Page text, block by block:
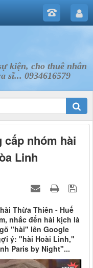
kiện, cho thuê nhân
sĩ... 0934616579
cấp nhóm hài
Linh
Thừa Thiên - Huế
nhắc đến hài kịch là
"hài" lên Google
ý: "hài Hoài Linh,"
Paris by Night"...